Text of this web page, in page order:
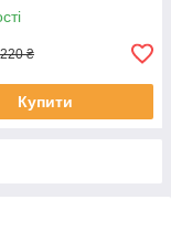
220 ₴
Купити